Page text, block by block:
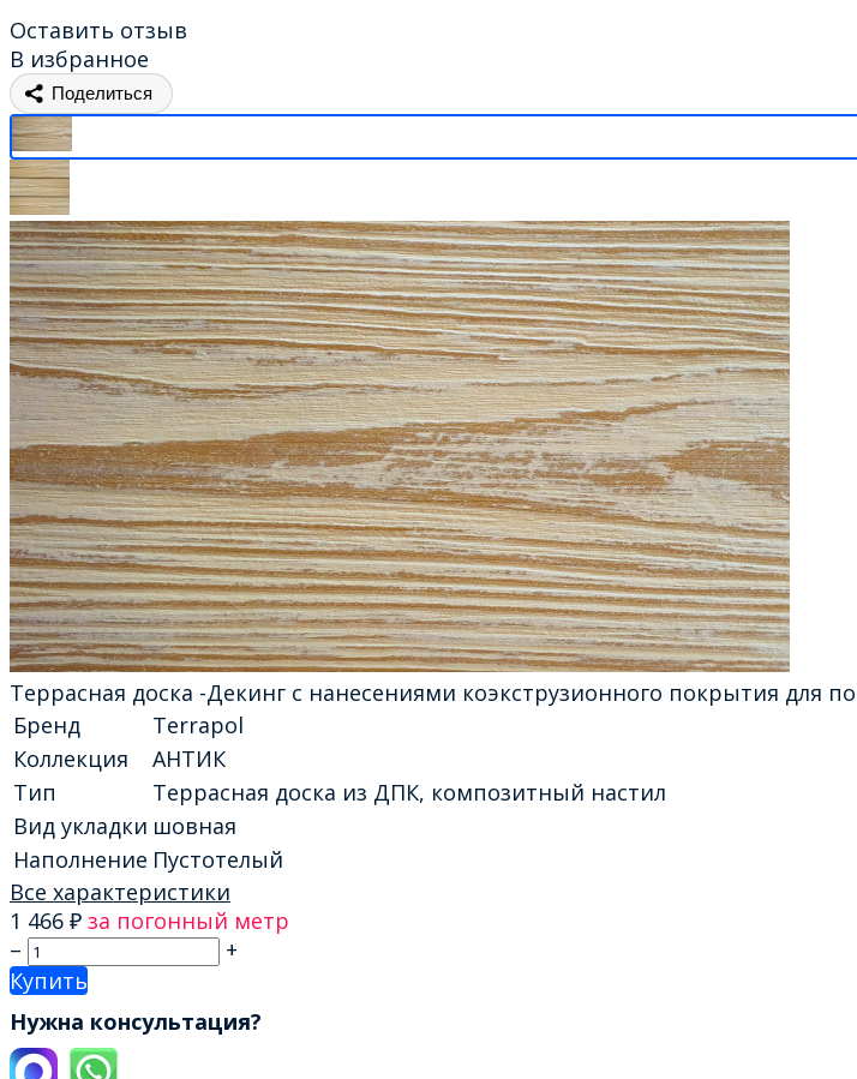
Оставить отзыв
В избранное
Поделиться
Террасная доска -Декинг с нанесениями коэкструзионного покрытия для
Бренд
Terrapol
Коллекция
АНТИК
Тип
Террасная доска из ДПК, композитный настил
Вид укладки шовная
Наполнение Пустотелый
Все характеристики
1 466 ₽ за погонный метр
–
+
Купить
Нужна консультация?